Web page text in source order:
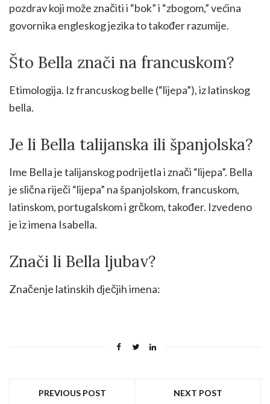
pozdrav koji može značiti i “bok” i “zbogom,” većina
govornika engleskog jezika to također razumije.
Što Bella znači na francuskom?
Etimologija. Iz francuskog belle (“lijepa”), iz latinskog
bella.
Je li Bella talijanska ili španjolska?
Ime Bella je talijanskog podrijetla i znači “lijepa”. Bella
je slična riječi “lijepa” na španjolskom, francuskom,
latinskom, portugalskom i grčkom, također. Izvedeno
je iz imena Isabella.
Znači li Bella ljubav?
Značenje latinskih dječjih imena:
PREVIOUS POST NEXT POST